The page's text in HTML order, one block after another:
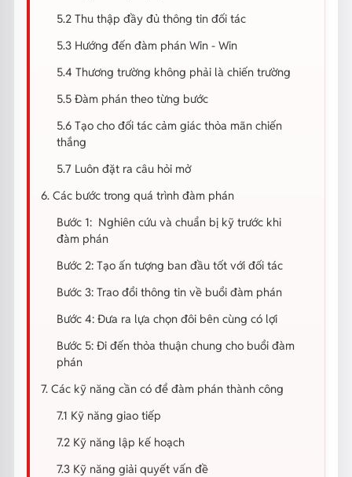
5.2 Thu thập đầy đủ thông tin đối tác
5.3 Hướng đến đàm phán Win - Win
5.4 Thương trường không phải là chiến trường
5.5 Đàm phán theo từng bước
5.6 Tạo cho đối tác cảm giác thỏa mãn chiến
thắng
5.7 Luôn đặt ra câu hỏi mở
6. Các bước trong quá trình đàm phán
Bước 1: Nghiên cứu và chuẩn bị kỹ trước khi
đàm phán
Bước 2: Tạo ấn tượng ban đầu tốt với đối tác
Bước 3: Trao đổi thông tin về buổi đàm phán
Bước 4: Đưa ra lựa chọn đôi bên cùng có lợi
Bước 5: Đi đến thỏa thuận chung cho buổi đàm
phán
7. Các kỹ năng cần có để đàm phán thành công
7.1 Kỹ năng giao tiếp
7.2 Kỹ năng lập kế hoạch
7.3 Kỹ năng giải quyết vấn đề